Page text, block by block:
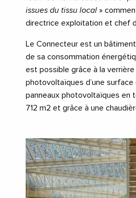
issues du tissu local »
directrice exploitation et chef
Le Connecteur est un
de sa consommation
est possible grâce à la
photovoltaïques d’une surface
panneaux photovoltaïques en
712 m2 et grâce à une